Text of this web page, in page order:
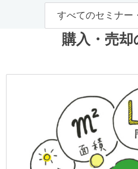
すべてのセミナー
購入・売